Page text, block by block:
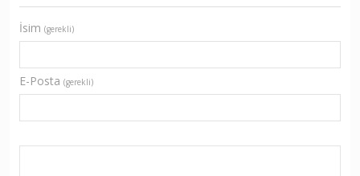
İsim (gerekli)
E-Posta (gerekli)